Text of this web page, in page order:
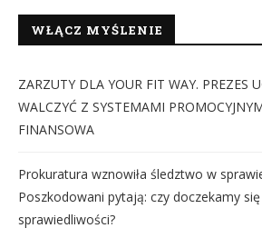
WŁĄCZ MYŚLENIE
ZARZUTY DLA YOUR FIT WAY. PREZES
WALCZYĆ Z SYSTEMAMI
FINANSOWA
Prokuratura wznowiła śledztwo w
Poszkodowani pytają: czy doczekamy
sprawiedliwości?